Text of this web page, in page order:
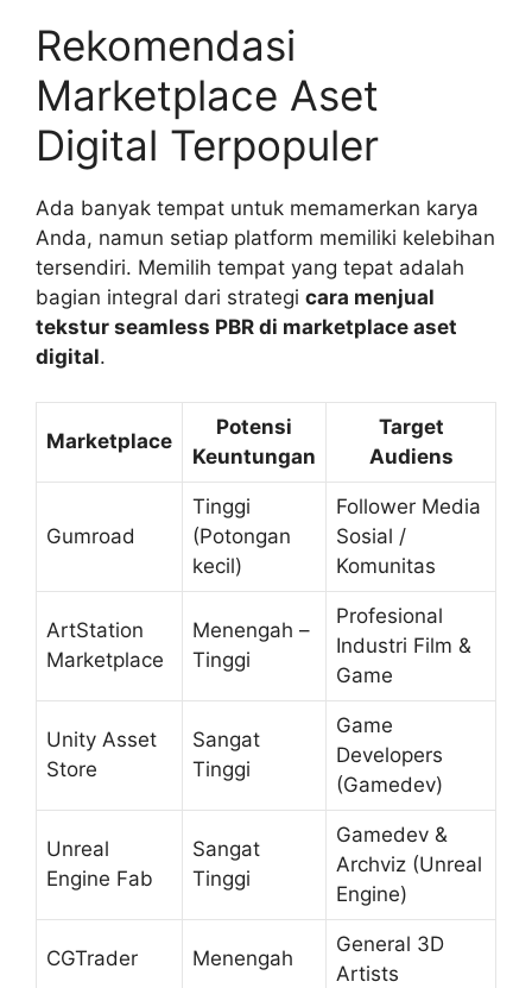
Rekomendasi
Marketplace Aset
Digital Terpopuler
Ada banyak tempat untuk memamerkan karya
Anda, namun setiap platform memiliki kelebihan
tersendiri. Memilih tempat yang tepat adalah
bagian integral dari strategi cara menjual
tekstur seamless PBR di marketplace aset
digital.
Marketplace
Potensi
Keuntungan
Target
Audiens
Gumroad
Tinggi
(Potongan
kecil)
Follower Media
Sosial /
Komunitas
ArtStation
Marketplace
Menengah –
Tinggi
Profesional
Industri Film &
Game
Unity Asset
Store
Sangat
Tinggi
Game
Developers
(Gamedev)
Unreal
Engine Fab
Sangat
Tinggi
Gamedev &
Archviz (Unreal
Engine)
CGTrader Menengah
General 3D
Artists